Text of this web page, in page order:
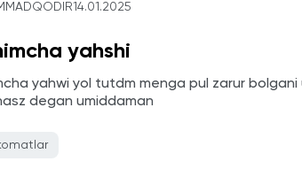
14.01.2025
yahshi
yahwi yol tutdm menga pul zarur
degan umiddaman